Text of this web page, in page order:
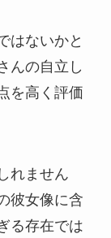
はないかと
んの自立し
を高く評価
れません
彼女像に含
る存在では